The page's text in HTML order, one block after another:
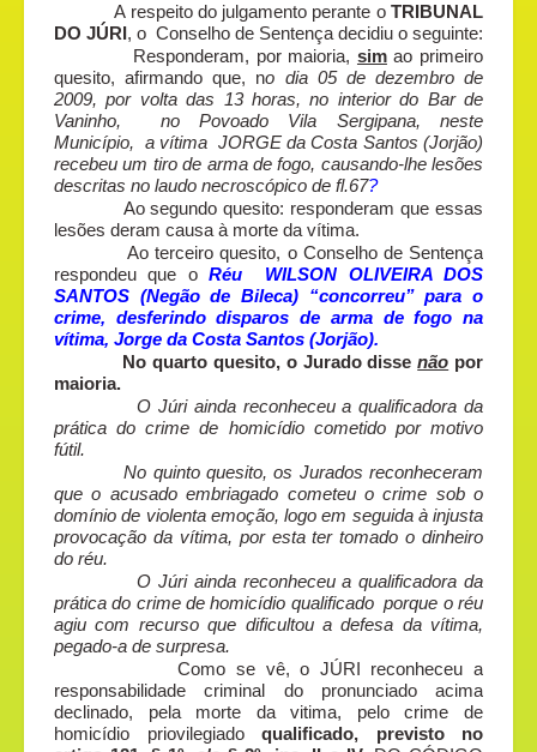
A respeito do julgamento perante o TRIBUNAL
DO JÚRI, o Conselho de Sentença decidiu o seguinte:
Responderam, por maioria, simao primeiro
quesito, afirmando que, no dia 05 de dezembro de
2009, por volta das 13 horas, no interior do Bar de
Vaninho, no Povoado Vila Sergipana, neste
Município, a vítima JORGE da Costa Santos (Jorjão)
recebeu um tiro de arma de fogo, causando-lhe lesões
descritas no laudo necroscópico de fl.67?
Ao segundo quesito: responderam que essas
lesões deram causa à morte da vítima.
Ao terceiro quesito, o Conselho de Sentença
respondeu que oRéu WILSON OLIVEIRA DOS
SANTOS (Negão de Bileca) “concorreu” para o
crime, desferindo disparos de arma de fogo na
vítima, Jorge da Costa Santos (Jorjão).
No quarto quesito, o Jurado dissenão por
maioria.
O Júri ainda reconheceu a qualificadora da
prática do crime de homicídio cometido por motivo
fútil.
No quinto quesito, os Jurados reconheceram
que o acusado embriagado cometeu o crime sob o
domínio de violenta emoção, logo em seguida à injusta
provocação da vítima, por esta ter tomado o dinheiro
do réu.
O Júri ainda reconheceu a qualificadora da
prática do crime de homicídio qualificado porque o réu
agiu com recurso que dificultou a defesa da vítima,
pegado-a de surpresa.
Como se vê, o JÚRI reconheceu a
responsabilidade criminal do pronunciado acima
declinado, pela morte da vitima, pelo crime de
homicídio priovilegiado qualificado, previsto no